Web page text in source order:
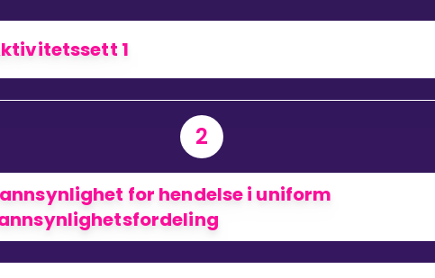
Bestill privatundervisning
Inviter en venn
1
2
for hendelse i uniform